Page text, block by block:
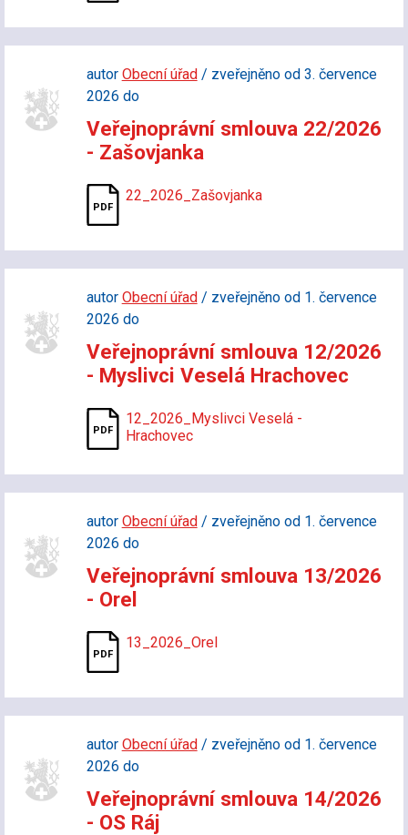
autor Obecní úřad/ zveřejněno od 3. července
2026 do
Veřejnoprávní smlouva 22/2026
- Zašovjanka
22_2026_Zašovjanka
autor Obecní úřad/ zveřejněno od 1. července
2026 do
Veřejnoprávní smlouva 12/2026
- Myslivci Veselá Hrachovec
12_2026_Myslivci Veselá -
Hrachovec
autor Obecní úřad/ zveřejněno od 1. července
2026 do
Veřejnoprávní smlouva 13/2026
- Orel
13_2026_Orel
autor Obecní úřad/ zveřejněno od 1. července
2026 do
Veřejnoprávní smlouva 14/2026
- OS Ráj